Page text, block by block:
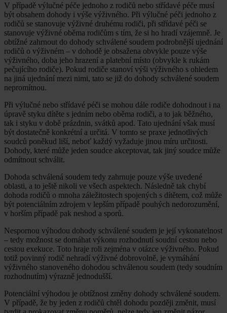
V případě výlučné péče jednoho z rodičů nebo střídavé péče musí
být obsahem dohody i výše výživného. Při výlučné péči jednoho z
rodičů se stanovuje výživné druhému rodiči, při střídavé péči se
stanovuje výživné oběma rodičům s tím, že si ho hradí vzájemně. Je
obtížné zahrnout do dohody schválené soudem podrobnější ujednání
rodičů o výživném – v dohodě je obsažena obvykle pouze výše
výživného, doba jeho hrazení a platební místo (obvykle k rukám
pečujícího rodiče). Pokud rodiče stanoví výši výživného s ohledem
na jiná ujednání mezi nimi, tato se již do dohody schválené soudem
nepromítnou.
Při výlučné nebo střídavé péči se mohou dále rodiče dohodnout i na
úpravě styku dítěte s jedním nebo oběma rodiči, a to jak běžného,
tak i styku v době prázdnin, svátků apod. Tato ujednání však musí
být dostatečně konkrétní a určitá. V tomto se praxe jednotlivých
soudců poněkud liší, neboť každý vyžaduje jinou míru určitosti.
Dohody, které může jeden soudce akceptovat, tak jiný soudce může
odmítnout schválit.
Dohoda schválená soudem tedy zahrnuje pouze výše uvedené
oblasti, a to ještě nikoli ve všech aspektech. Následně tak chybí
dohoda rodičů o mnoha záležitostech spojených s dítětem, což může
být potenciálním zdrojem v lepším případě pouhých nedorozumění,
v horším případě pak neshod a sporů.
Nespornou výhodou dohody schválené soudem je její vykonatelnost
– tedy možnost se domáhat výkonu rozhodnutí soudní cestou nebo
cestou exekuce. Toto hraje roli zejména v otázce výživného. Pokud
totiž povinný rodič nehradí výživné dobrovolně, je vymáhání
výživného stanoveného dohodou schválenou soudem (tedy soudním
rozhodnutím) výrazně jednodušší.
Potenciální výhodou je obtížnost změny dohody schválené soudem.
V případě, že by jeden z rodičů chtěl dohodu později změnit, musí